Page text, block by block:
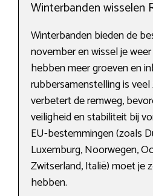
Winterbanden wisselen
Winterbanden bieden de
november en wissel je
hebben meer groeven en
rubbersamenstelling is
verbetert de remweg,
veiligheid en stabiliteit bij
EU-bestemmingen (zoals
Luxemburg, Noorwegen,
Zwitserland, Italië) moet je
hebben.